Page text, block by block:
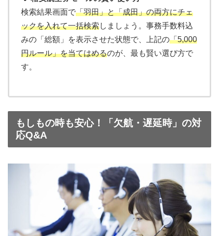
検索結果画面で「羽田」と「成田」の両方にチェ
ックを入れて一括検索しましょう。事務手数料込
みの「総額」を表示させた状態で、上記の「5,000
円ルール」を当てはめるのが、最も賢い選び方で
す。
もしもの時も安心！「欠航・遅延時」の対
応Q&A